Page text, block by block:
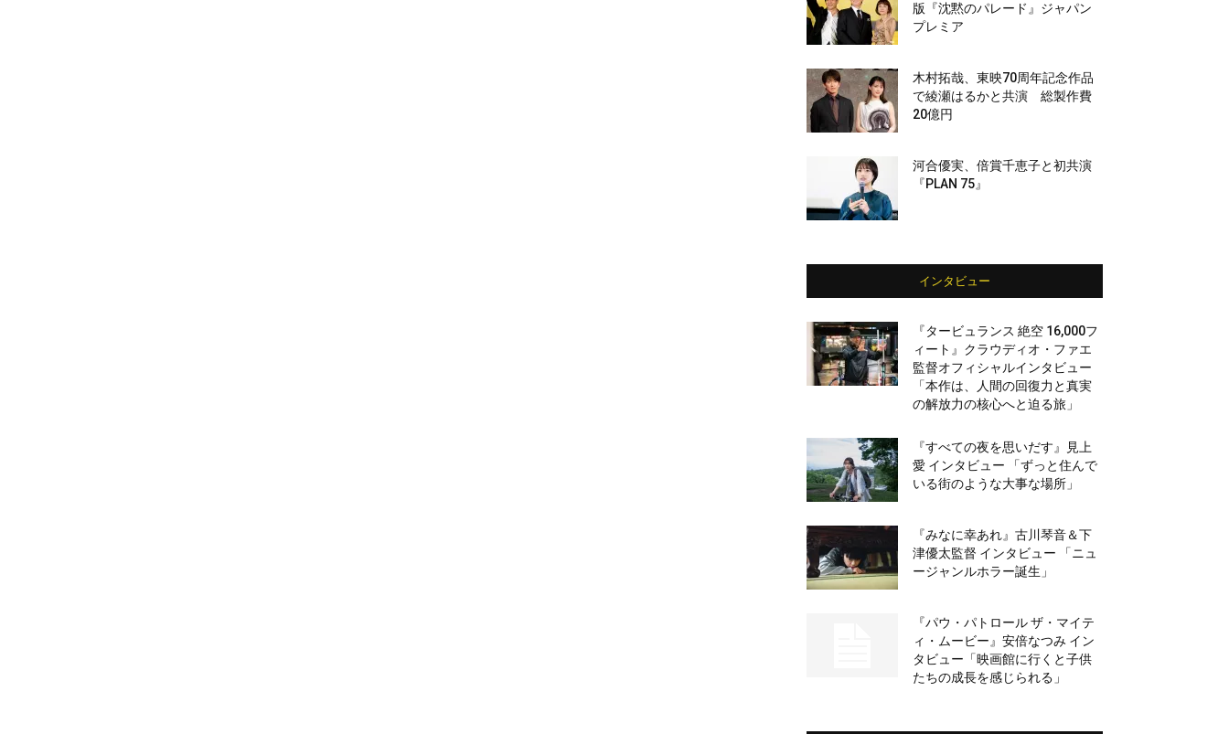
版『沈黙のパレード』ジャパン
プレミア
木村拓哉、東映70周年記念作品
で綾瀬はるかと共演 総製作費
20億円
河合優実、倍賞千恵子と初共演
『PLAN 75』
インタビュー
『タービュランス 絶空 16,000フ
ィート』クラウディオ・ファエ
監督オフィシャルインタビュー
「本作は、人間の回復力と真実
の解放力の核心へと迫る旅」
『すべての夜を思いだす』見上
愛 インタビュー 「ずっと住んで
いる街のような大事な場所」
『みなに幸あれ』古川琴音＆下
津優太監督 インタビュー 「ニュ
ージャンルホラー誕生」
『パウ・パトロール ザ・マイテ
ィ・ムービー』安倍なつみ イン
タビュー「映画館に行くと子供
たちの成長を感じられる」